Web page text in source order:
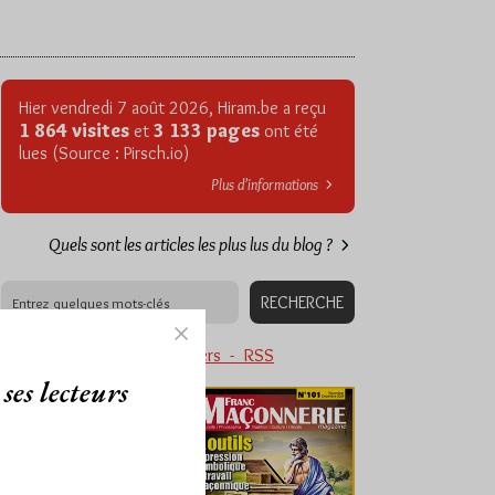
Hier vendredi 7 août 2026, Hiram.be a reçu
1 864 visites et 3 133 pages ont été
lues (Source : Pirsch.io)
Plus d’informations
Quels sont les articles les plus lus du blog ?
Abonnement aux Newsletters - RSS
lecteurs